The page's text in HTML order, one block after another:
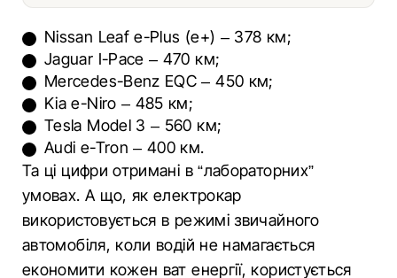
Nissan Leaf e-Plus (e+) – 378 км;
Jaguar I-Pace – 470 км;
Mercedes-Benz EQC – 450 км;
Kia e-Niro – 485 км;
Tesla Model 3 – 560 км;
Audi e-Tron ​​​– 400 км.
Та ці цифри отримані в “лабораторних”
умовах. А що, як електрокар
використовується в режимі звичайного
автомобіля, коли водій не намагається
економити кожен ват енергії, користується